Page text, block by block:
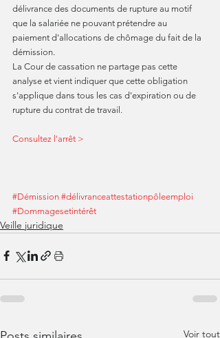
délivrance des documents de rupture au motif
que la salariée ne pouvant prétendre au
paiement d'allocations de chômage du fait de la
démission.
La Cour de cassation ne partage pas cette
analyse et vient indiquer que cette obligation
s'applique dans tous les cas d'expiration ou de
rupture du contrat de travail.
Consultez l'arrêt >
#Démission #délivranceattestationpôleemploi
#Dommagesetintérêt
Veille juridique
Voir tout